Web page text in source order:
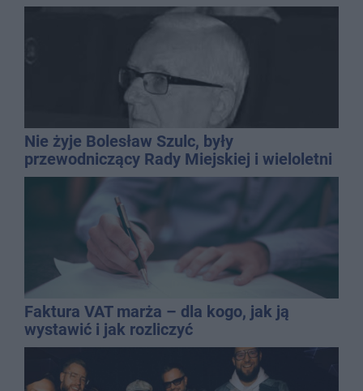
Nie żyje Bolesław Szulc, były
przewodniczący Rady Miejskiej i wieloletni
dyrektor SP 14
Faktura VAT marża – dla kogo, jak ją
wystawić i jak rozliczyć